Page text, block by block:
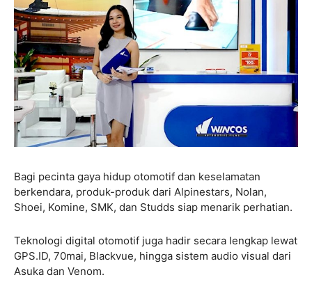
Bagi pecinta gaya hidup otomotif dan keselamatan
berkendara, produk-produk dari Alpinestars, Nolan,
Shoei, Komine, SMK, dan Studds siap menarik perhatian.
Teknologi digital otomotif juga hadir secara lengkap lewat
GPS.ID, 70mai, Blackvue, hingga sistem audio visual dari
Asuka dan Venom.